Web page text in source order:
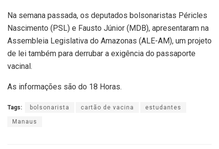
Na semana passada, os deputados bolsonaristas Péricles
Nascimento (PSL) e Fausto Júnior (MDB), apresentaram na
Assembleia Legislativa do Amazonas (ALE-AM), um projeto
de lei também para derrubar a exigência do passaporte
vacinal.
As informações são do 18 Horas.
Tags: bolsonarista cartão de vacina estudantes
Manaus